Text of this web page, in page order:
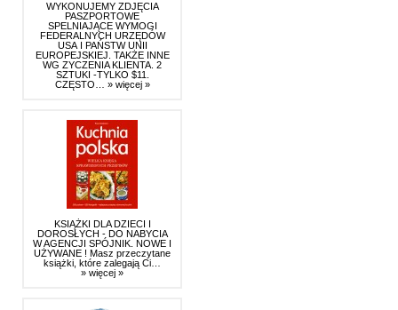
WYKONUJEMY ZDJĘCIA
PASZPORTOWE
SPELNIAJĄCE WYMOGI
FEDERALNYCH URZĘDÓW
USA I PAŃSTW UNII
EUROPEJSKIEJ. TAKŻE INNE
WG ZYCZENIA KLIENTA. 2
SZTUKI -TYLKO $11.
CZĘSTO… » więcej »
KSIĄŻKI DLA DZIECI I
DOROSŁYCH - DO NABYCIA
W AGENCJI SPÓJNIK. NOWE I
UŻYWANE ! Masz przeczytane
książki, które zalegają Ci…
» więcej »